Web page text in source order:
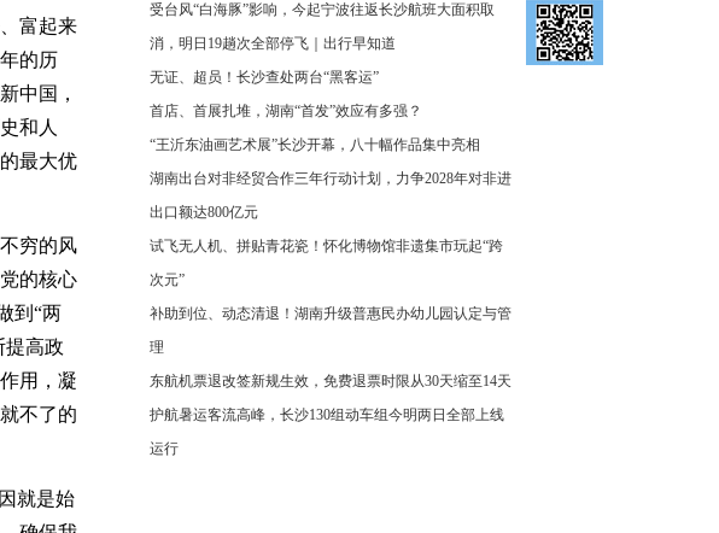
富起来
的历
中国，
和人
最大优
穷的风
的核心
到“两
提高政
用，凝
不了的
就是始
受台风“白海豚”影响，今起宁波往返长沙航班大面积取
消，明日19趟次全部停飞｜出行早知道
无证、超员！长沙查处两台“黑客运”
首店、首展扎堆，湖南“首发”效应有多强？
“王沂东油画艺术展”长沙开幕，八十幅作品集中亮相
湖南出台对非经贸合作三年行动计划，力争2028年对非进
出口额达800亿元
试飞无人机、拼贴青花瓷！怀化博物馆非遗集市玩起“跨
次元”
补助到位、动态清退！湖南升级普惠民办幼儿园认定与管
理
东航机票退改签新规生效，免费退票时限从30天缩至14天
护航暑运客流高峰，长沙130组动车组今明两日全部上线
运行